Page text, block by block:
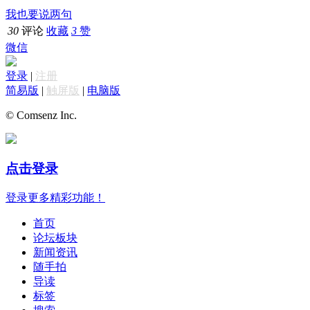
我也要说两句
30 评论 收藏 3 赞
微信
登录 | 注册
简易版 | 触屏版 | 电脑版
© Comsenz Inc.
点击登录
登录更多精彩功能！
首页
论坛板块
新闻资讯
随手拍
导读
标签